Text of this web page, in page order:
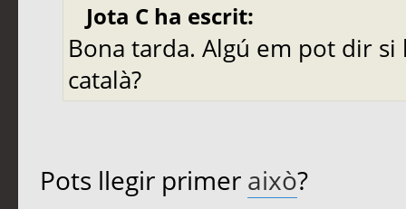
Jota C ha escrit:
Bona tarda. Algú em pot dir
català?
Pots llegir primer això?